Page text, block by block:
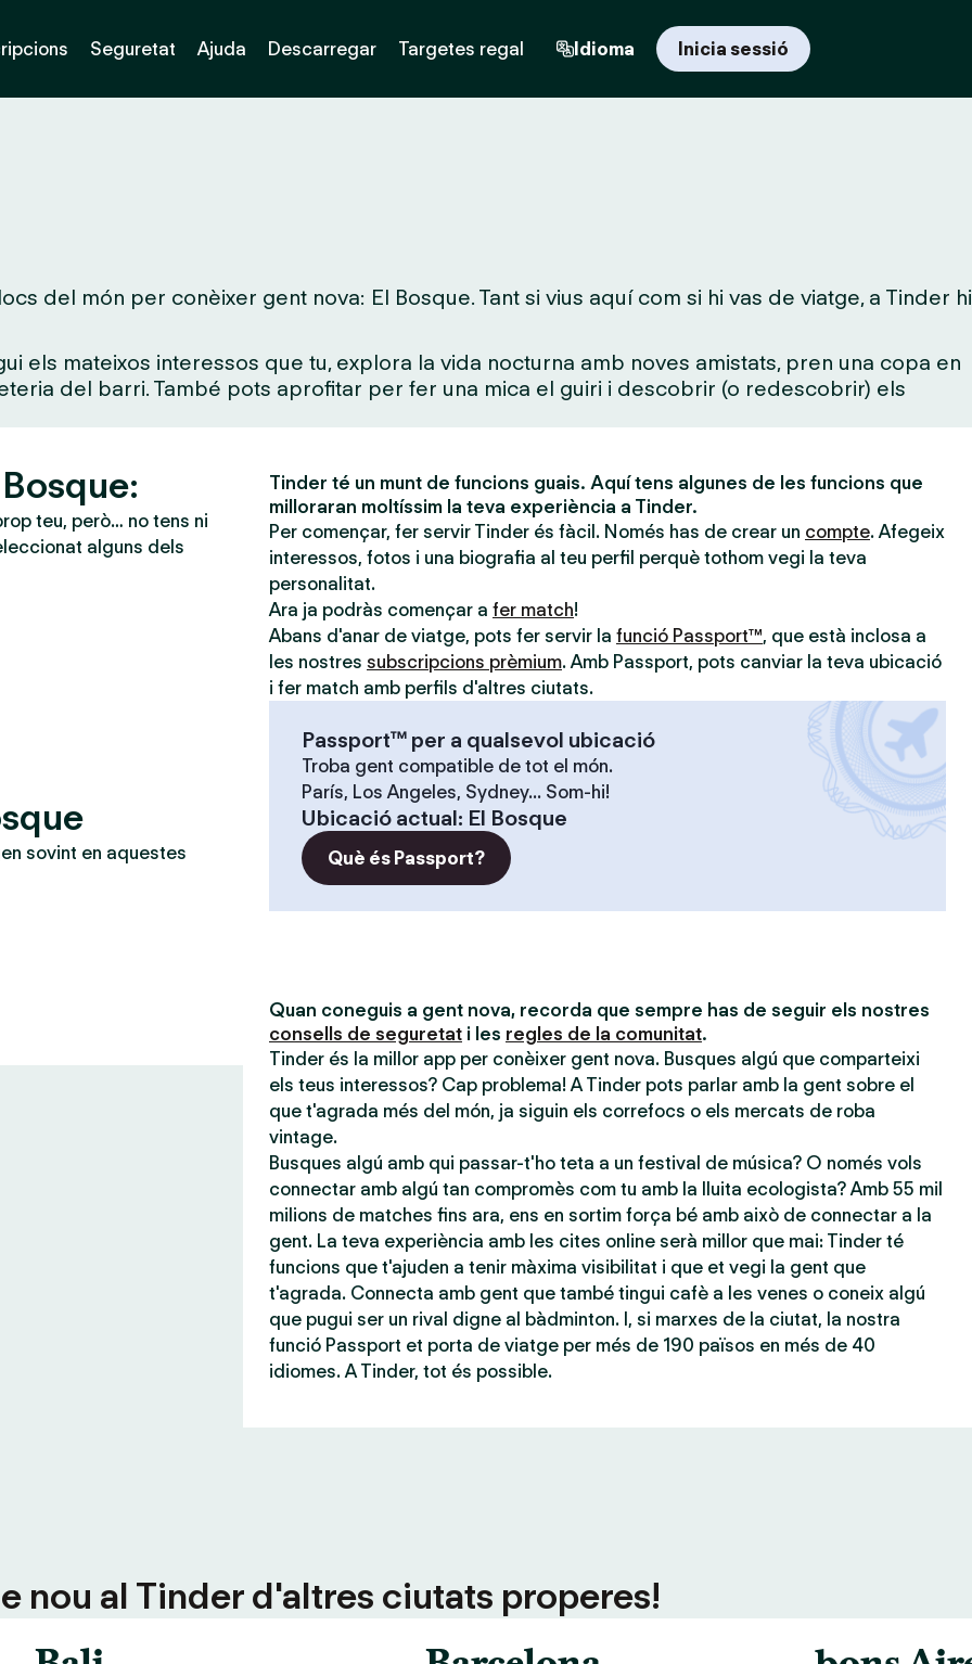
Seguretat Ajuda Descarregar Targetes regal Idioma Inicia sessió
del món per conèixer gent nova: El Bosque. Tant si vius aquí com si hi vas de viatge, a Tinder hi
els mateixos interessos que tu, explora la vida nocturna amb noves amistats, pren una copa en
del barri. També pots aprofitar per fer una mica el guiri i descobrir (o redescobrir) els
teu, però… no tens ni
alguns dels
sovint en aquestes
Tinder té un munt de funcions guais. Aquí tens algunes de les funcions que
milloraran moltíssim la teva experiència a Tinder.
Per començar, fer servir Tinder és fàcil. Només has de crear un compte. Afegeix
interessos, fotos i una biografia al teu perfil perquè tothom vegi la teva
personalitat.
Ara ja podràs començar a fer match!
Abans d'anar de viatge, pots fer servir la funció Passport™, que està inclosa a
les nostres subscripcions prèmium. Amb Passport, pots canviar la teva ubicació
i fer match amb perfils d'altres ciutats.
Passport™ per a qualsevol ubicació
Troba gent compatible de tot el món.
París, Los Angeles, Sydney... Som-hi!
Ubicació actual: El Bosque
Què és Passport?
Quan coneguis a gent nova, recorda que sempre has de seguir els nostres
consells de seguretat i les regles de la comunitat.
Tinder és la millor app per conèixer gent nova. Busques algú que comparteixi
els teus interessos? Cap problema! A Tinder pots parlar amb la gent sobre el
que t'agrada més del món, ja siguin els correfocs o els mercats de roba
vintage.
Busques algú amb qui passar-t'ho teta a un festival de música? O només vols
connectar amb algú tan compromès com tu amb la lluita ecologista? Amb 55 mil
milions de matches fins ara, ens en sortim força bé amb això de connectar a la
gent. La teva experiència amb les cites online serà millor que mai: Tinder té
funcions que t'ajuden a tenir màxima visibilitat i que et vegi la gent que
t'agrada. Connecta amb gent que també tingui cafè a les venes o coneix algú
que pugui ser un rival digne al bàdminton. I, si marxes de la ciutat, la nostra
funció Passport et porta de viatge per més de 190 països en més de 40
idiomes. A Tinder, tot és possible.
nou al Tinder d'altres ciutats properes!